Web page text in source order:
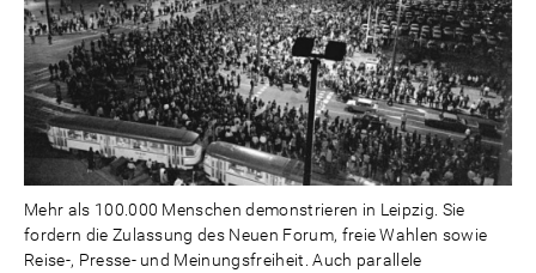
Mehr als 100.000 Menschen demonstrieren in Leipzig. Sie
fordern die Zulassung des Neuen Forum, freie Wahlen sowie
Reise-, Presse- und Meinungsfreiheit. Auch parallele